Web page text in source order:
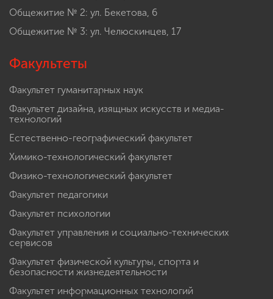
Общежитие № 2: ул. Бекетова, 6
Общежитие № 3: ул. Челюскинцев, 17
Факультеты
Факультет гуманитарных наук
Факультет дизайна, изящных искусств и медиа-
технологий
Естественно-географический факультет
Химико-технологический факультет
Физико-технологический факультет
Факультет педагогики
Факультет психологии
Факультет управления и социально-технических
сервисов
Факультет физической культуры, спорта и
безопасности жизнедеятельности
Факультет информационных технологий